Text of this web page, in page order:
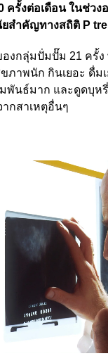
ครั้งต่อเดือน ในช่วง
ยสำคัญทางสถิติ P
องกลุ่มปั่มปั๊ม 21 ครั้
ภาพนัก กินเยอะ ดื่ม
พันธ์มาก และดูดบุห
ากสาเหตุอื่นๆ